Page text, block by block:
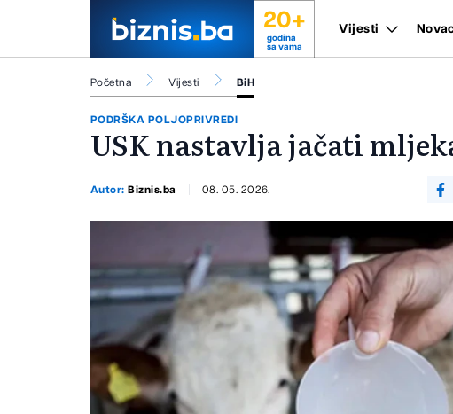
20+
godina
sa vama
Vijesti
Početna Vijesti BiH
PODRŠKA POLJOPRIVREDI
USK nastavlja jačati
Autor:Biznis.ba 08. 05. 2026.